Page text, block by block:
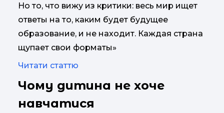
Но то, что вижу из критики: весь мир ищет
ответы на то, каким будет будущее
образование, и не находит. Каждая страна
щупает свои форматы»
Читати статтю
Чому дитина не хоче
навчатися